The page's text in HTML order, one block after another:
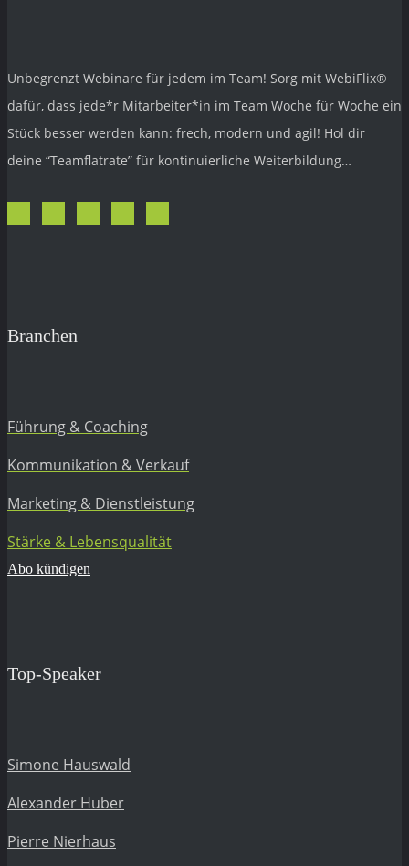
Unbegrenzt Webinare für jedem im Team! Sorg mit WebiFlix®
dafür, dass jede*r Mitarbeiter*in im Team Woche für Woche ein
Stück besser werden kann: frech, modern und agil! Hol dir
deine “Teamflatrate” für kontinuierliche Weiterbildung…
Branchen
Führung & Coaching
Kommunikation & Verkauf
Marketing & Dienstleistung
Stärke & Lebensqualität
Abo kündigen
Top-Speaker
Simone Hauswald
Alexander Huber
Pierre Nierhaus